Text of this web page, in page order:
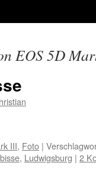
EOS 5D
III, Foto |
, Ludwigsburg | 2